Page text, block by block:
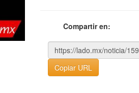
Compartir en:
Copiar URL